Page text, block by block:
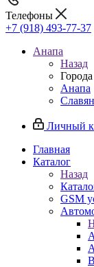
Телефоны
+7 (918) 493-77-37
Анапа
Назад
Города
Анапа
Личный
Главная
Каталог
Назад
GSM